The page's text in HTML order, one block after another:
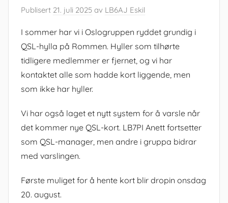
Publisert 21. juli 2025 av LB6AJ Eskil
I sommer har vi i Oslogruppen ryddet grundig i
QSL-hylla på Rommen. Hyller som tilhørte
tidligere medlemmer er fjernet, og vi har
kontaktet alle som hadde kort liggende, men
som ikke har hyller.
Vi har også laget et nytt system for å varsle når
det kommer nye QSL-kort. LB7PI Anett fortsetter
som QSL-manager, men andre i gruppa bidrar
med varslingen.
Første muliget for å hente kort blir dropin onsdag
20. august.